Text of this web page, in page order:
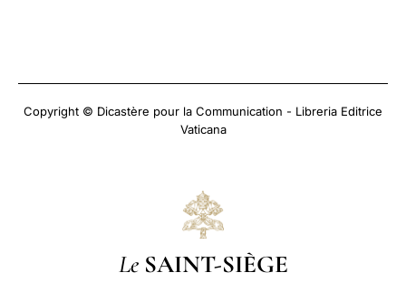
Copyright © Dicastère pour la Communication - Libreria Editrice
Vaticana
Le SAINT-SIÈGE